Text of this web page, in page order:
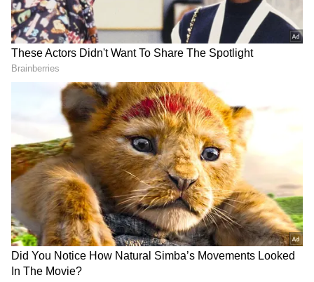
Related Articles
Railway: తెలంగాణ ప్ర‌జ‌ల‌కు గుడ్ న్యూస్‌.. రూ. 770
కోట్ల‌తో ఆ మార్గంలో కొత్త రైల్వే లైన్‌
మ‌రో హైటెక్ సిటీగా మారుతోన్న ఆంధ్ర‌ప్ర‌దేశ్‌లోని ఈ
ప్రాంతం.. కాగ్నిజెంట్ సెజ్ ఏర్పాటు
3